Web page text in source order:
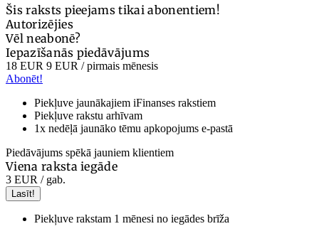
Šis raksts pieejams tikai abonentiem!
Autorizējies
Vēl neabonē?
Iepazīšanās piedāvājums
18 EUR 9 EUR / pirmais mēnesis
Abonēt!
Piekļuve jaunākajiem iFinanses rakstiem
Piekļuve rakstu arhīvam
1x nedēļā jaunāko tēmu apkopojums e-pastā
Piedāvājums spēkā jauniem klientiem
Viena raksta iegāde
3 EUR / gab.
Lasīt!
Piekļuve rakstam 1 mēnesi no iegādes brīža